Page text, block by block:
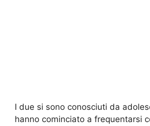
I due si sono conosciuti da
hanno cominciato a frequentarsi